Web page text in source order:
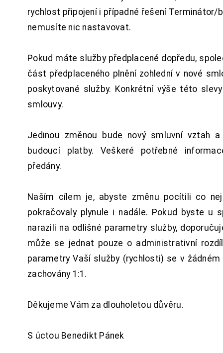
rychlost připojení i případné řešení Terminátor/
nemusíte nic nastavovat.
Pokud máte služby předplacené dopředu,
část předplaceného plnění zohlední v nové
poskytované služby. Konkrétní výše této
smlouvy.
Jedinou změnou bude nový smluvní vztah
budoucí platby. Veškeré potřebné
předány.
Naším cílem je, abyste změnu pocítili co
pokračovaly plynule i nadále. Pokud byste u
narazili na odlišné parametry služby,
může se jednat pouze o administrativní
parametry Vaší služby (rychlosti) se v
zachovány 1:1.
Děkujeme Vám za dlouholetou důvěru.
S úctou Benedikt Pánek